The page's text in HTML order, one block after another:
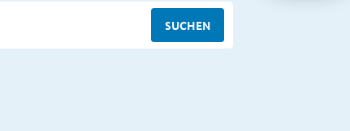
SUCHEN